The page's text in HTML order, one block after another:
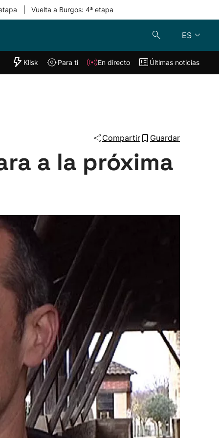
Vuelta a Burgos: 4ª etapa
ES
"Helmuga"
Klisk En directo
Klisk Para ti En directo Últimas noticias
Compartir Guardar
a la próxima